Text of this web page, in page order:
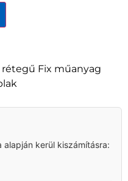
rétegű Fix műanyag
alapján kerül kiszámításra: